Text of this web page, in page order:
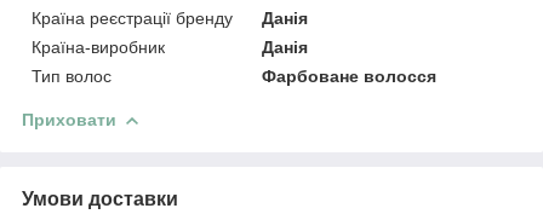
Країна реєстрації бренду
Данія
Країна-виробник
Данія
Тип волос
Фарбоване волосся
Приховати
Умови доставки